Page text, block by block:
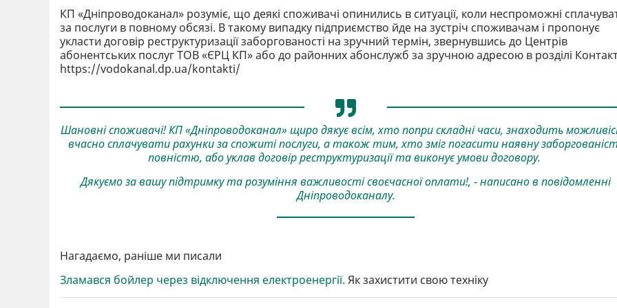
КП «Дніпроводоканал» розуміє, що деякі споживачі опинились в ситуації, коли неспроможні
за послуги в повному обсязі. В такому випадку підприємство йде на зустріч споживачам і пропонує
укласти договір реструктуризації заборгованості на зручний термін, звернувшись до Центрів
абонентських послуг ТОВ «ЄРЦ КП» або до районних абонслужб за зручною адресою в розділі
https://vodokanal.dp.ua/kontakti/
Шановні споживачі! КП «Дніпроводоканал» щиро дякує всім, хто попри складні часи, знаходить
вчасно сплачувати рахунки за спожиті послуги, а також тим, хто зміг погасити наявну
повністю, або уклав договір реструктуризації та виконує умови договору.
Дякуємо за вашу підтримку та розуміння важливості своєчасної оплати!, - написано в повідомленні
Дніпроводоканалу.
Нагадаємо, раніше ми писали
Зламався бойлер через відключення електроенергії. Як захистити свою техніку